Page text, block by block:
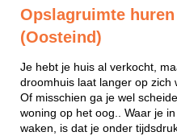
Opslagruimte
(Oosteind)
Je hebt je huis al verkocht,
droomhuis laat langer op zich
Of misschien ga je wel
woning op het oog.. Waar je
waken, is dat je onder